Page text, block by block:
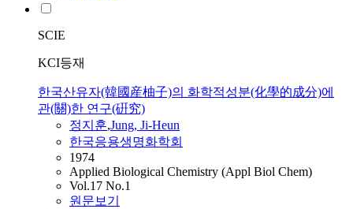
SCIE
KCI등재
한국산유자(韓國産柚子)의 화학적성분(化學的成分)에
관(關)한 연구(硏究)
정지훈,Jung, Ji-Heun
한국응용생명화학회
1974
Applied Biological Chemistry (Appl Biol Chem)
Vol.17 No.1
원문보기